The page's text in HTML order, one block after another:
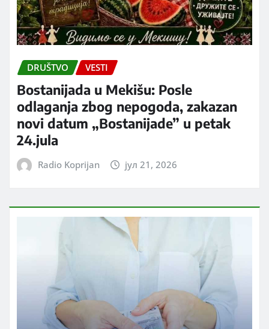
DRUŠTVO VESTI
Bostanijada u Mekišu: Posle
odlaganja zbog nepogoda, zakazan
novi datum „Bostanijade” u petak
24.jula
Radio Koprijan јул 21, 2026